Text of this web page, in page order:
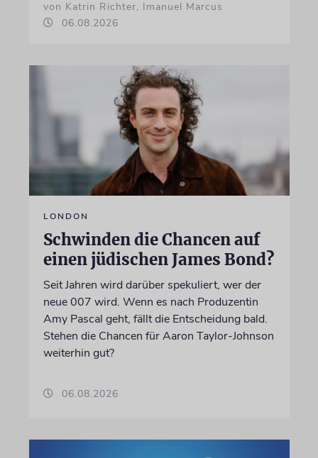
von Katrin Richter, Imanuel Marcus
06.08.2026
LONDON
Schwinden die Chancen auf
einen jüdischen James Bond?
Seit Jahren wird darüber spekuliert, wer der
neue 007 wird. Wenn es nach Produzentin
Amy Pascal geht, fällt die Entscheidung bald.
Stehen die Chancen für Aaron Taylor-Johnson
weiterhin gut?
06.08.2026